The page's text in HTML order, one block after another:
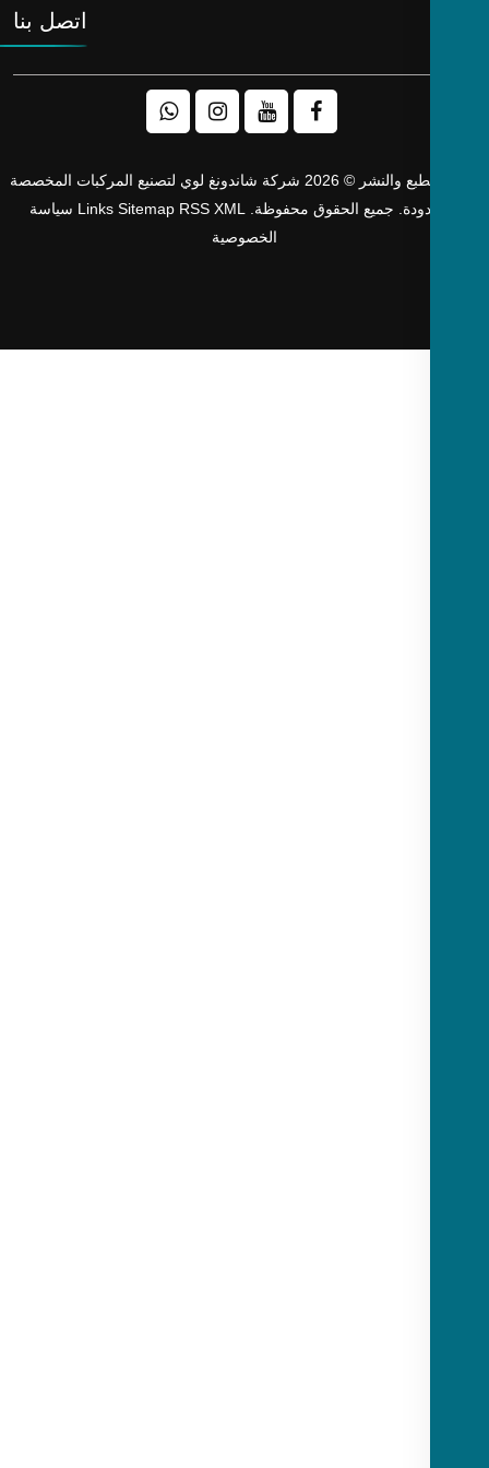
اتصل بنا
حقوق الطبع والنشر © 2026 شركة شاندونغ لوي لتصنيع المركبات المخصصة
جميع الحقوق محفوظة.
Links Sitemap RSS XML
سياسة
الخصوصية